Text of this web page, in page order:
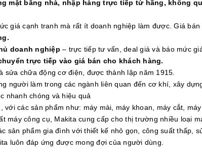
mặt bằng nhà, nhập hàng trực tiếp từ hãng, không
giá cạnh tranh mà rất ít doanh nghiệp làm được. Giá
doanh nghiệp – trực tiếp tư vấn, deal giá và báo mức
trực tiếp vào giá bán cho khách hàng.
chữa động cơ điện, được thành lập năm 1915.
người làm trong các ngành liên quan đến cơ khí, xây
nhanh chóng và hiệu quả
các sản phẩm như: máy mài, máy khoan, máy cắt, máy
máy công cụ, Makita cung cấp cho thị trường nhiều loại
sản phẩm gia đình với thiết kế nhỏ gọn, công suất thấp,
luôn đáp ứng được mong đợi của người dùng.